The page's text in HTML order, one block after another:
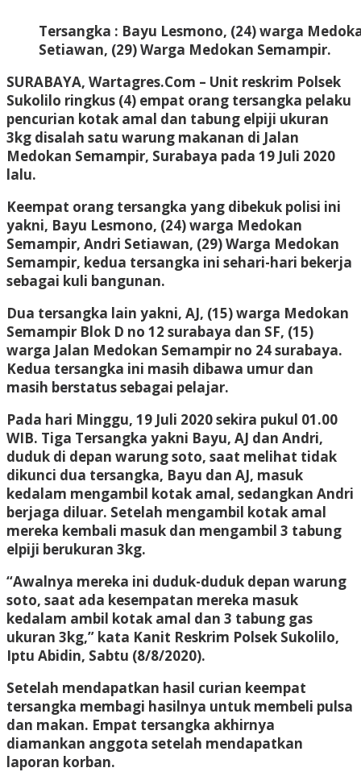
Tersangka : Bayu Lesmono, (24) warga
Setiawan, (29) Warga Medokan Semampir.
SURABAYA, Wartagres.Com – Unit reskrim Polsek
Sukolilo ringkus (4) empat orang tersangka pelaku
pencurian kotak amal dan tabung elpiji ukuran
3kg disalah satu warung makanan di Jalan
Medokan Semampir, Surabaya pada 19 Juli 2020
lalu.
Keempat orang tersangka yang dibekuk polisi ini
yakni, Bayu Lesmono, (24) warga Medokan
Semampir, Andri Setiawan, (29) Warga Medokan
Semampir, kedua tersangka ini sehari-hari bekerja
sebagai kuli bangunan.
Dua tersangka lain yakni, AJ, (15) warga Medokan
Semampir Blok D no 12 surabaya dan SF, (15)
warga Jalan Medokan Semampir no 24 surabaya.
Kedua tersangka ini masih dibawa umur dan
masih berstatus sebagai pelajar.
Pada hari Minggu, 19 Juli 2020 sekira pukul 01.00
WIB. Tiga Tersangka yakni Bayu, AJ dan Andri,
duduk di depan warung soto, saat melihat tidak
dikunci dua tersangka, Bayu dan AJ, masuk
kedalam mengambil kotak amal, sedangkan Andri
berjaga diluar. Setelah mengambil kotak amal
mereka kembali masuk dan mengambil 3 tabung
elpiji berukuran 3kg.
“Awalnya mereka ini duduk-duduk depan warung
soto, saat ada kesempatan mereka masuk
kedalam ambil kotak amal dan 3 tabung gas
ukuran 3kg,” kata Kanit Reskrim Polsek Sukolilo,
Iptu Abidin, Sabtu (8/8/2020).
Setelah mendapatkan hasil curian keempat
tersangka membagi hasilnya untuk membeli pulsa
dan makan. Empat tersangka akhirnya
diamankan anggota setelah mendapatkan
laporan korban.